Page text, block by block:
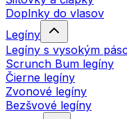
Doplnky do vlasov
Legíny
Legíny s vysokým
Scrunch Bum legíny
Čierne legíny
Zvonové legíny
Bezšvové legíny